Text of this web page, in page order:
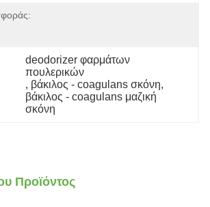
deodorizer φαρμάτων
πουλερικών
, βάκιλος - coagulans σκόνη,
βάκιλος - coagulans μαζική
σκόνη
Προϊόντος